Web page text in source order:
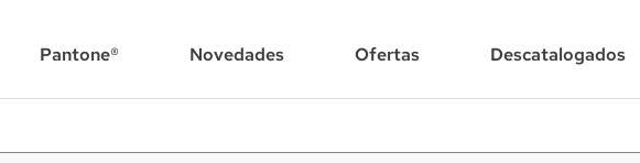
Pantone® Novedades Ofertas Descatalogados